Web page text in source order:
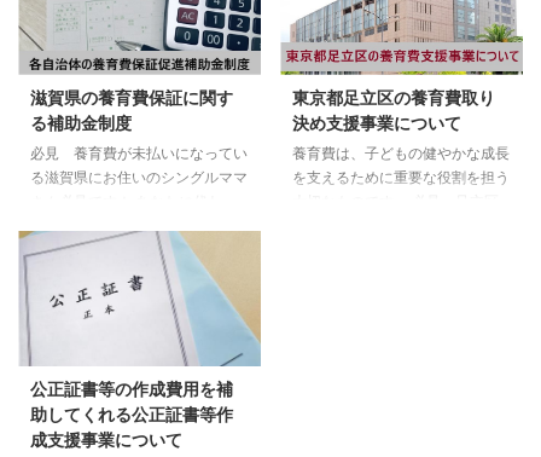
滋賀県の養育費保証に関す
る補助金制度
必見 養育費が未払いになってい
る滋賀県にお住いのシングルママ
るところはこちら 滋賀県内で養
育費の確保を支援している自治体
はこちら 滋賀県湖南市 滋賀県甲
賀市 滋賀県草津市 滋賀県栗東市
滋賀県近江八幡市 湖南市は養育
費の確保を支援する取り組みを実
施しています 必見 湖南市で養
育費問題に強い弁護士はこちら
湖南市「養育費保証契約保証料補
東京都足立区の養育費取り
決め支援事業について
養育費は、子どもの健やかな成長
を支えるために重要な役割を担う
公正証書等の作成費用を補
助してくれる公正証書等作
成支援事業について